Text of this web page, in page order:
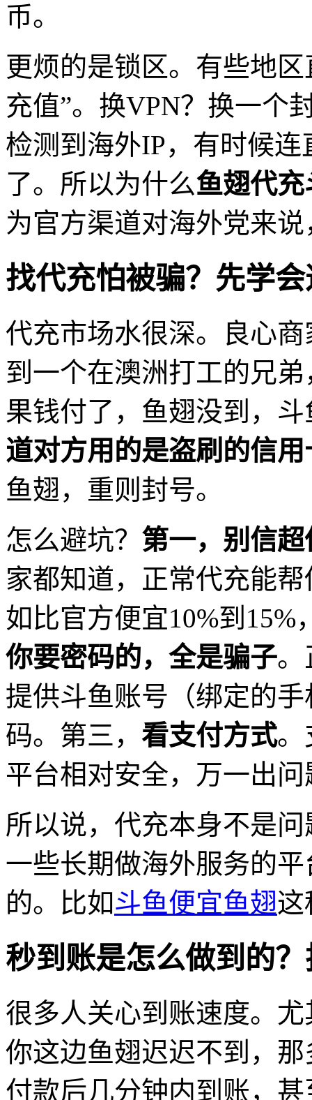
币。
更烦的是锁区。有些地
充值”。换VPN？换一个
检测到海外IP，有时候
了。所以为什么鱼翅代充
为官方渠道对海外党来
找代充怕被骗？先学
代充市场水很深。良心
到一个在澳洲打工的兄
果钱付了，鱼翅没到，
道对方用的是盗刷的信用
鱼翅，重则封号。
怎么避坑？ 第一，别信超
家都知道，正常代充能
如比官方便宜10%到
你要密码的，全是骗子。
提供斗鱼账号（绑定的
码。第三， 看支付方式。
平台相对安全，万一出
所以说，代充本身不是
一些长期做海外服务的
的。比如斗鱼便宜鱼翅这
秒到账是怎么做到的
很多人关心到账速度。
你这边鱼翅迟迟不到，
付款后几分钟内到账，